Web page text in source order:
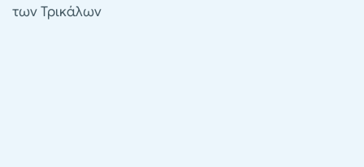
των Τρικάλων